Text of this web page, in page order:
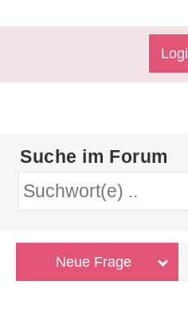
Suche im Forum
Neue Frage